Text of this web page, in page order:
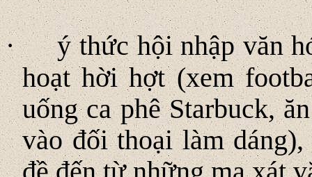
·
ý thức hội nhập văn
hoạt hời hợt (xem
uống ca phê Starbuck,
vào đối thoại làm